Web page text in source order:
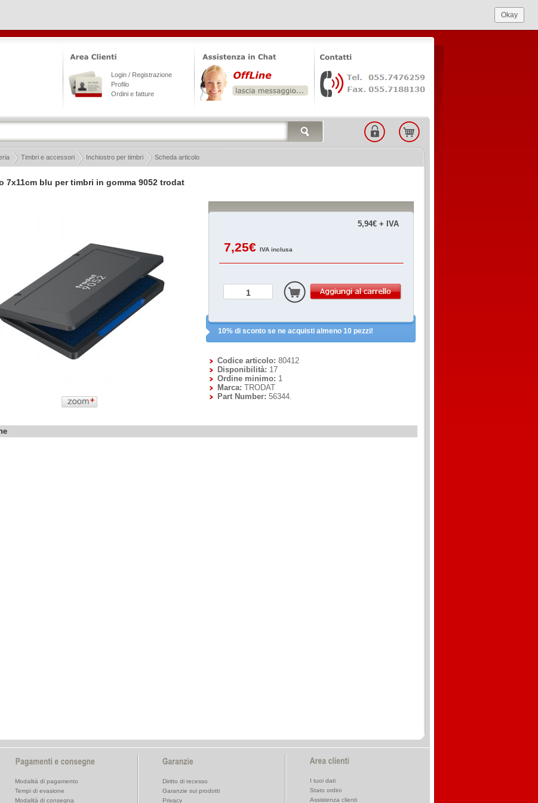
Okay
7x11cm blu per timbri in gomma 9052 trodat
5,94€ + IVA
7,25€ IVA inclusa
10% di sconto se ne acquisti almeno 10 pezzi!
Codice articolo: 80412
Disponibilità: 17
Ordine minimo: 1
Marca: TRODAT
Part Number: 56344.
Login / Registrazione
Profilo
Ordini e fatture
Timbri e accessori Inchiostro per timbri Scheda articolo
Modalità di pagamento
Tempi di evasione
Modalità di consegna
Diritto di recesso
Garanzie sui prodotti
Privacy
I tuoi dati
Stato ordini
Assistenza clienti